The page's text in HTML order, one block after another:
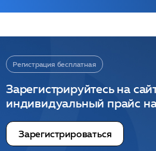
Регистрация бесплатная
Зарегистрируйтесь на
индивидуальный прайс на
Зарегистрироваться